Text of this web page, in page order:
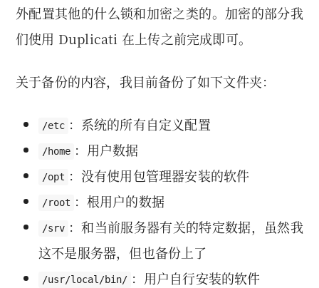
外配置其他的什么锁和加密之类的。加密的部分我
们使用 Duplicati 在上传之前完成即可。
关于备份的内容，我目前备份了如下文件夹：
/etc ：系统的所有自定义配置
/home ：用户数据
/opt ：没有使用包管理器安装的软件
/root ：根用户的数据
/srv ：和当前服务器有关的特定数据，虽然我
这不是服务器，但也备份上了
/usr/local/bin/ ：用户自行安装的软件